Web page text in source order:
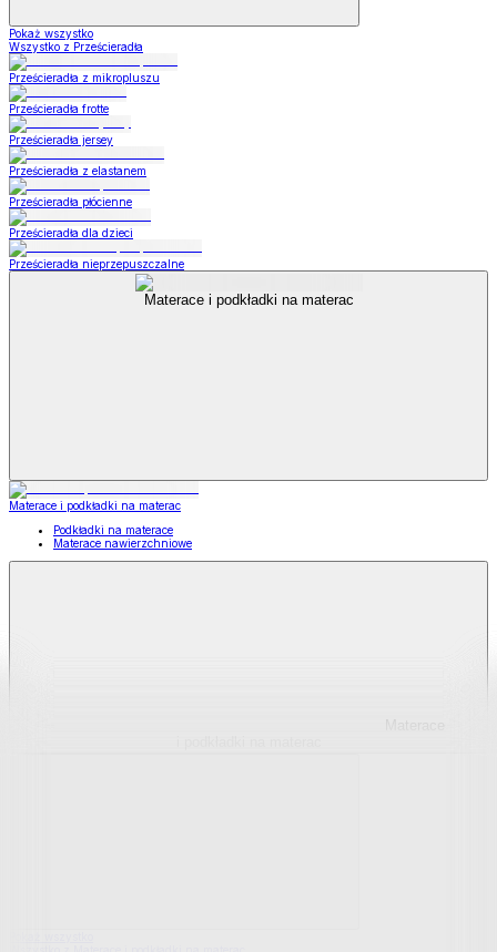
Pokaż wszystko
Wszystko z Prześcieradła
Prześcieradła z mikropluszu
Prześcieradła frotte
Prześcieradła jersey
Prześcieradła z elastanem
Prześcieradła płócienne
Prześcieradła dla dzieci
Prześcieradła nieprzepuszczalne
Materace i podkładki na materac
Materace i podkładki na materac
Podkładki na materace
Materace nawierzchniowe